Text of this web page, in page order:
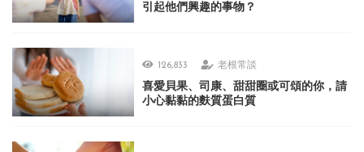
引起他們興趣的事物？
126,833 老根常談
喜愛貝果、司康、甜甜圈或可頌的你，請
小心黏黏的麩質蛋白質